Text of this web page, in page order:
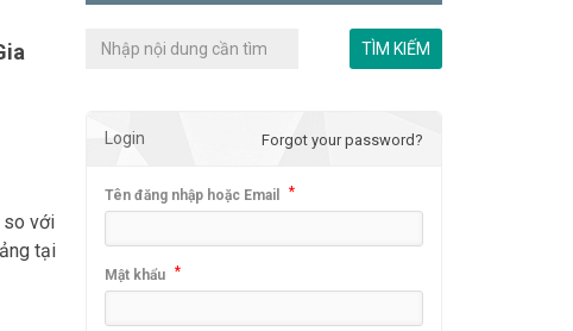
so với
tại
Login Forgot your password?
Tên đăng nhập hoặc Email *
Mật khẩu *